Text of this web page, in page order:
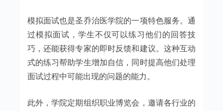
模拟面试也是圣乔治医学院的一项特色服务。通
过模拟面试，学生不仅可以练习他们的回答技
巧，还能获得专家的即时反馈和建议。这种互动
式的练习帮助学生增加自信，同时提高他们处理
面试过程中可能出现的问题的能力。
此外，学院定期组织职业博览会，邀请各行业的